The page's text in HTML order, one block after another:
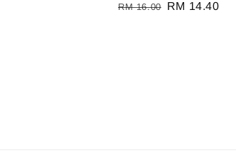
Regular
RM 16.00
Sale
RM 14.40